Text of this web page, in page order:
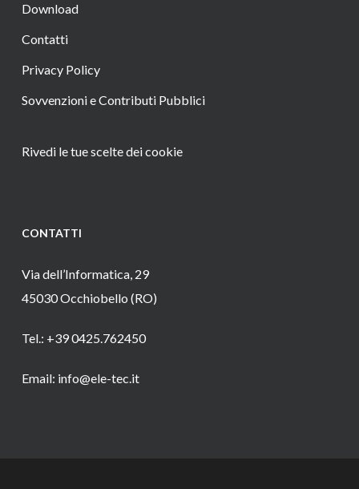
Download
Contatti
Privacy Policy
Sovvenzioni e Contributi Pubblici
Rivedi le tue scelte dei cookie
CONTATTI
Via dell’Informatica, 29
45030 Occhiobello (RO)
Tel.: +39 0425.762450
Email: info@ele-tec.it